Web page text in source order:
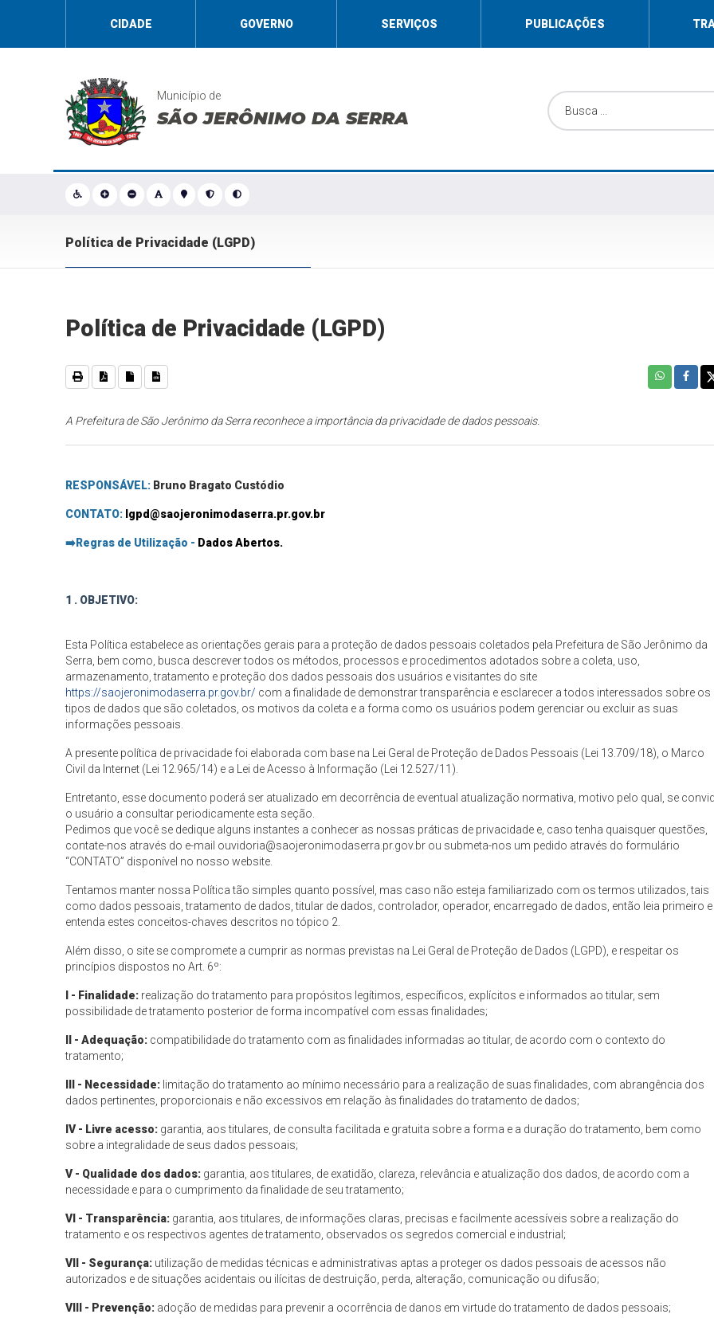
CIDADE GOVERNO SERVIÇOS PUBLICAÇÕES
Município de
SÃO JERÔNIMO DA SERRA
Política de Privacidade (LGPD)
Política de Privacidade (LGPD)
A Prefeitura de São Jerônimo da Serra reconhece a importância da privacidade de dados pessoais.
RESPONSÁVEL: Bruno Bragato Custódio
CONTATO: lgpd@saojeronimodaserra.pr.gov.br
➡️Regras de Utilização - Dados Abertos.
1 . OBJETIVO:
Esta Política estabelece as orientações gerais para a proteção de dados pessoais coletados pela Prefeitura de São Jerônimo da
Serra, bem como, busca descrever todos os métodos, processos e procedimentos adotados sobre a coleta, uso,
armazenamento, tratamento e proteção dos dados pessoais dos usuários e visitantes do site
https://saojeronimodaserra.pr.gov.br/ com a finalidade de demonstrar transparência e esclarecer a todos interessados sobre os
tipos de dados que são coletados, os motivos da coleta e a forma como os usuários podem gerenciar ou excluir as suas
informações pessoais.
A presente política de privacidade foi elaborada com base na Lei Geral de Proteção de Dados Pessoais (Lei 13.709/18), o Marco
Civil da Internet (Lei 12.965/14) e a Lei de Acesso à Informação (Lei 12.527/11).
Entretanto, esse documento poderá ser atualizado em decorrência de eventual atualização normativa, motivo pelo qual, se
o usuário a consultar periodicamente esta seção.
Pedimos que você se dedique alguns instantes a conhecer as nossas práticas de privacidade e, caso tenha quaisquer questões,
contate-nos através do e-mail ouvidoria@saojeronimodaserra.pr.gov.br ou submeta-nos um pedido através do formulário
“CONTATO” disponível no nosso website.
Tentamos manter nossa Política tão simples quanto possível, mas caso não esteja familiarizado com os termos utilizados, tais
como dados pessoais, tratamento de dados, titular de dados, controlador, operador, encarregado de dados, então leia primeiro e
entenda estes conceitos-chaves descritos no tópico 2.
Além disso, o site se compromete a cumprir as normas previstas na Lei Geral de Proteção de Dados (LGPD), e respeitar os
princípios dispostos no Art. 6º:
I - Finalidade: realização do tratamento para propósitos legítimos, específicos, explícitos e informados ao titular, sem
possibilidade de tratamento posterior de forma incompatível com essas finalidades;
II - Adequação: compatibilidade do tratamento com as finalidades informadas ao titular, de acordo com o contexto do
tratamento;
III - Necessidade: limitação do tratamento ao mínimo necessário para a realização de suas finalidades, com abrangência dos
dados pertinentes, proporcionais e não excessivos em relação às finalidades do tratamento de dados;
IV - Livre acesso: garantia, aos titulares, de consulta facilitada e gratuita sobre a forma e a duração do tratamento, bem como
sobre a integralidade de seus dados pessoais;
V - Qualidade dos dados: garantia, aos titulares, de exatidão, clareza, relevância e atualização dos dados, de acordo com a
necessidade e para o cumprimento da finalidade de seu tratamento;
VI - Transparência: garantia, aos titulares, de informações claras, precisas e facilmente acessíveis sobre a realização do
tratamento e os respectivos agentes de tratamento, observados os segredos comercial e industrial;
VII - Segurança: utilização de medidas técnicas e administrativas aptas a proteger os dados pessoais de acessos não
autorizados e de situações acidentais ou ilícitas de destruição, perda, alteração, comunicação ou difusão;
VIII - Prevenção: adoção de medidas para prevenir a ocorrência de danos em virtude do tratamento de dados pessoais;